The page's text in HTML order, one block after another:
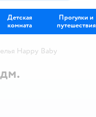
Детская
комната
Прогулки и
путешествия
Happy Baby